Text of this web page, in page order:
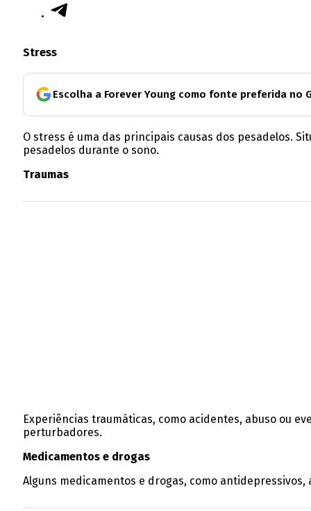
Stress
Escolha a Forever Young como fonte preferida no
O stress é uma das principais causas dos pesadelos.
pesadelos durante o sono.
Traumas
Experiências traumáticas, como acidentes, abuso ou
perturbadores.
Medicamentos e drogas
Alguns medicamentos e drogas, como